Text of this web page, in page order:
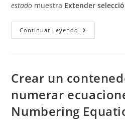
estado muestra Extender
Continuar Leyendo Seleccionar
Texto
Selección
Extendida.
Frases,
Oraciones
O
Secciones
Crear un
numerar
Numbering